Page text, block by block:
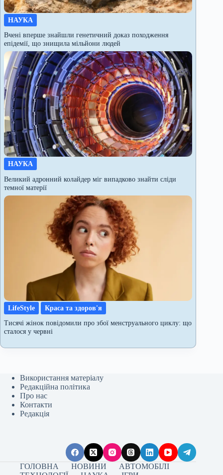
НАУКА
Вчені вперше знайшли генетичний доказ походження
епідемії, що знищила мільйони людей
НАУКА
Великий адронний колайдер міг випадково знайти сліди
темної матерії
LifeStyle
Краса та здоров'я
Тисячі жінок повідомили про збої менструального циклу: що
сталося у червні
Використання матеріалу
Редакційна політика
Про нас
Контакти
Редакція
ГОЛОВНА НОВИНИ
АВТОМОБІЛІ